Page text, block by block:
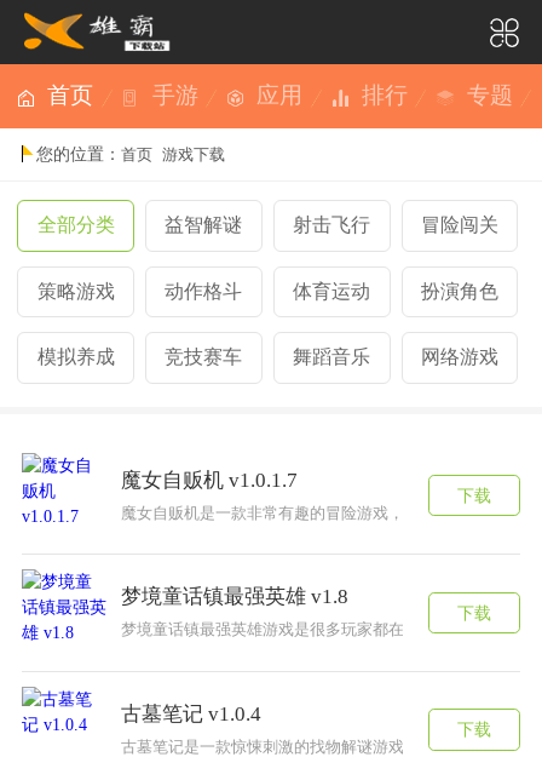
首页 手游 应用 排行 专题
您的位置：首页 游戏下载
全部分类 益智解谜 射击飞行 冒险闯关
策略游戏 动作格斗 体育运动 扮演角色
模拟养成 竞技赛车 舞蹈音乐 网络游戏
魔女自贩机 v1.0.1.7
魔女自贩机是一款非常有趣的冒险游戏，游戏中拥有大量
下载
梦境童话镇最强英雄 v1.8
梦境童话镇最强英雄游戏是很多玩家都在玩家的一款有趣
下载
古墓笔记 v1.0.4
古墓笔记是一款惊悚刺激的找物解谜游戏，在游戏中能够
下载